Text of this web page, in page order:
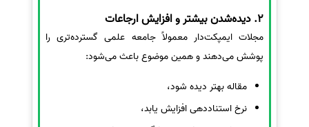
2. دیده‌شدن بیشتر و افزایش ارجاعات
مجلات ایمپکت‌دار معمولاً جامعه علمی گسترده‌تری را
پوشش می‌دهند و همین موضوع باعث می‌شود:
مقاله بهتر دیده شود،
نرخ استناددهی افزایش یابد،